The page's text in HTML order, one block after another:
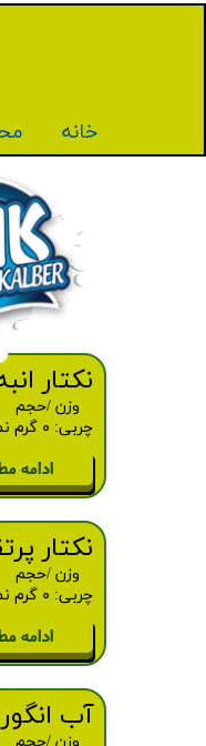
خانه
نکتار انبه
چربی: ۰ گرم نمک: ۰/۱ گرم اسیدهای چرب: ۰ گرم
ادامه
نکتار
چربی: ۰ گرم نمک: ۰/۰۶ گرم اسیدهای چرب: ۰ گرم
ادامه
آب انگور